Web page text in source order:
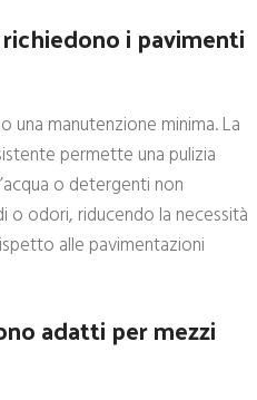
i pavimenti
una manutenzione minima. La
permette una pulizia
o detergenti non
o odori, riducendo la necessità
alle pavimentazioni
adatti per mezzi